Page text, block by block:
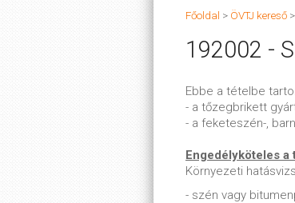
Főoldal > ÖVTJ kereső >
192002 -
Ebbe a tételbe
- a tőzegbrikett
- a feketeszén-,
Engedélyköteles a
Környezeti
- szén vagy